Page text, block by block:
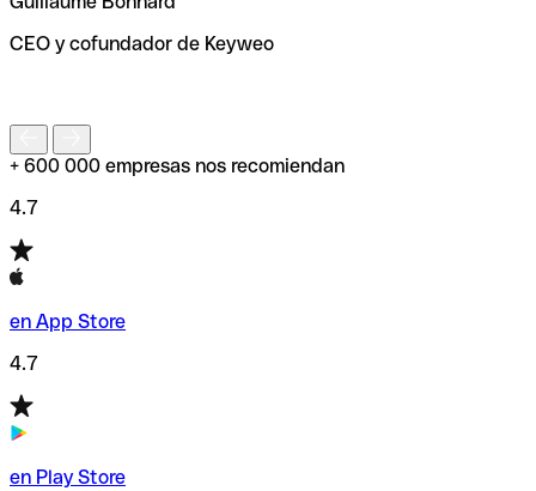
de enviar tu transferencia.
CEO y cofundador de Keyweo
+ 600 000 empresas nos recomiendan
4.7
en App Store
4.7
en Play Store